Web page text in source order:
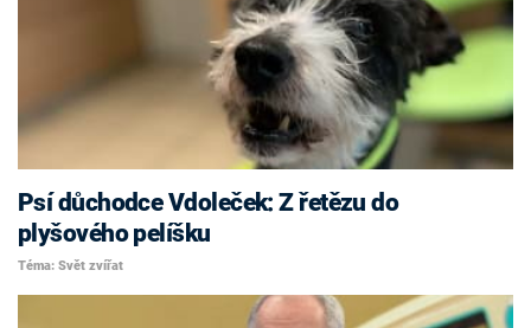
Psí důchodce Vdoleček: Z řetězu do
plyšového pelíšku
Téma: Svět zvířat